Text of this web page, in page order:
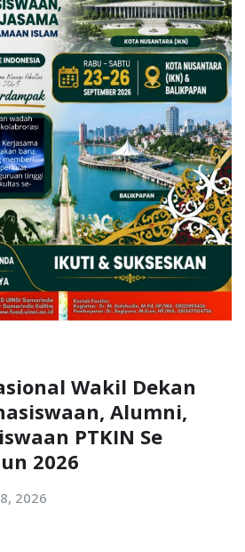
Wakil Dekan
Alumni,
PTKIN Se
2026
2026